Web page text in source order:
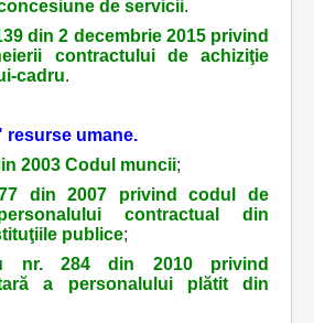
de servicii.
din 2 decembrie 2015 privind
contractului de achiziţie
cadru.
umane.
2003 Codul muncii;
din 2007 privind codul de
contractual din
publice;
nr. 284 din 2010 privind
a personalului plătit din